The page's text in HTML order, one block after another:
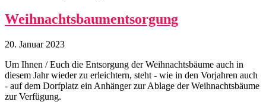
Weihnachtsbaumentsorgung
20. Januar 2023
Um Ihnen / Euch die Entsorgung der Weihnachtsbäume auch in
diesem Jahr wieder zu erleichtern, steht - wie in den Vorjahren auch
- auf dem Dorfplatz ein Anhänger zur Ablage der Weihnachtsbäume
zur Verfügung.